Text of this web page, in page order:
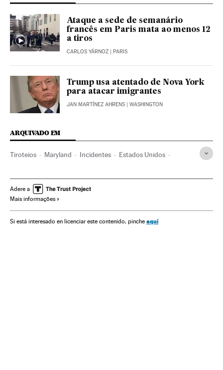
Ataque a sede de semanário
francês em Paris mata ao menos 12
a tiros
CARLOS YÁRNOZ | PARIS
Trump usa atentado de Nova York
para atacar imigrantes
JAN MARTÍNEZ AHRENS | WASHINGTON
ARQUIVADO EM
Tiroteios Maryland Incidentes Estados Unidos
Adere a
Mais informações
Si está interesado en licenciar este contenido, pinche aquí